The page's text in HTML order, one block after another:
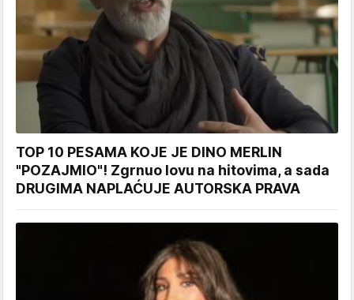
TOP 10 PESAMA KOJE JE DINO MERLIN
"POZAJMIO"! Zgrnuo lovu na hitovima, a sada
DRUGIMA NAPLAĆUJE AUTORSKA PRAVA